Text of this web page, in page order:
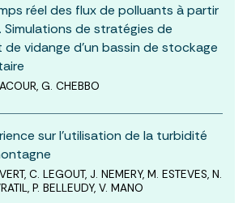
réel des flux de polluants à partir
de stratégies de
de vidange d’un bassin de stockage
G. CHEBBO
sur l’utilisation de la turbidité
C. LEGOUT, J. NEMERY, M. ESTEVES, N.
P. BELLEUDY, V. MANO